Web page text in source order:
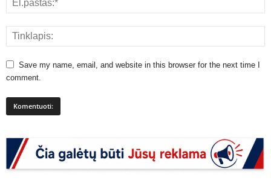
Save my name, email, and website in this browser for the next time I
comment.